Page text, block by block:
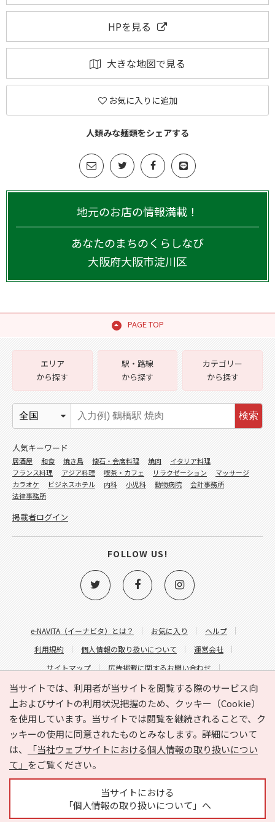
HPを見る
大きな地図で見る
お気に入りに追加
人類みな麺類をシェアする
地元のお店の情報満載！
あなたのまちのくらしなび
大阪府大阪市淀川区
PAGE TOP
当サイトでは、利用者が当サイトを閲覧する際のサービス向
上およびサイトの利用状況把握のため、クッキー（Cookie）
を使用しています。当サイトでは閲覧を継続されることで、ク
ッキーの使用に同意されたものとみなします。詳細について
は、
「当社ウェブサイトにおける個人情報の取り扱いについ
て」 をご覧ください。
当サイトにおける
「個人情報の取り扱いについて」へ
e-NAVITA（イーナビタ）とは？ お気に入り
ヘルプ
利用規約
個人情報の取り扱いについて
運営会社
サイトマップ
広告掲載に関するお問い合わせ
サイトの内容に関するお問い合わせ
エリア
から探す
駅・路線
から探す
カテゴリー
から探す
検索
人気キーワード
居酒屋 和食 焼き鳥 懐石・会席料理 焼肉
イタリア料理
フランス料理
アジア料理 喫茶・カフェ リラクゼーション
マッサージ
カラオケ
ビジネスホテル 内科 小児科 動物病院
会計事務所
法律事務所
掲載者ログイン
FOLLOW US!
Copyright © HYOJITO.Co.,Ltd. All Rights Reserved.